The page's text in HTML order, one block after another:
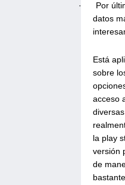
·
Por
datos
Está
sobre
acceso
la play
versión
de